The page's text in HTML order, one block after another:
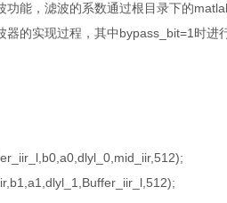
功能，滤波的系数通过根目录下的
器的实现过程，其中bypass_bit=1时